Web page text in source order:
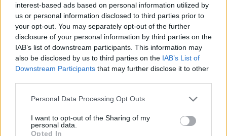
interest-based ads based on personal information utilized by
us or personal information disclosed to third parties prior to
your opt-out. You may separately opt-out of the further
disclosure of your personal information by third parties on the
IAB’s list of downstream participants. This information may
also be disclosed by us to third parties on the IAB’s List of
Downstream Participants that may further disclose it to other
Personal Data Processing Opt Outs
I want to opt-out of the Sharing of my
personal data.
Opted In
Teleskopi më i fuqishëm diellor
zbulon vorbullat që ndikojnë
në motin hapësinor të Tokës
WhatsApp teston mesazhet